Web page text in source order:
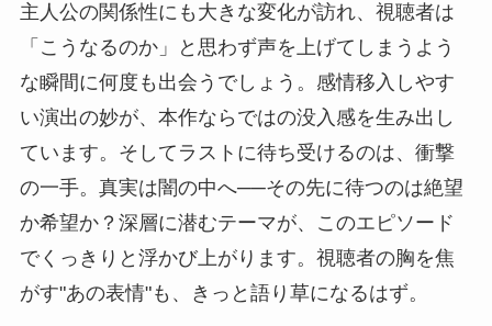
主人公の関係性にも大きな変化が訪れ、視聴者は
「こうなるのか」と思わず声を上げてしまうよう
な瞬間に何度も出会うでしょう。感情移入しやす
い演出の妙が、本作ならではの没入感を生み出し
ています。そしてラストに待ち受けるのは、衝撃
の一手。真実は闇の中へ──その先に待つのは絶望
か希望か？深層に潜むテーマが、このエピソード
でくっきりと浮かび上がります。視聴者の胸を焦
がす"あの表情"も、きっと語り草になるはず。